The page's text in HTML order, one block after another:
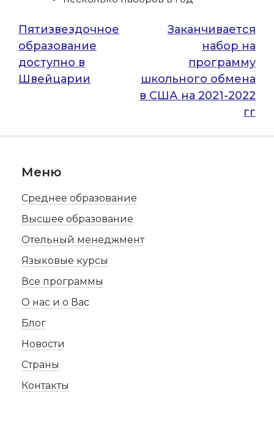
Навигация
по
записям
Пятизвездочное
образование
доступно в
Швейцарии
Заканчивается
набор на
программу
школьного обмена
в США на 2021-2022
гг
Меню
Среднее образование
Высшее образование
Отельный менеджмент
Языковые курсы
Все программы
О нас и о Вас
Блог
Новости
Страны
Контакты